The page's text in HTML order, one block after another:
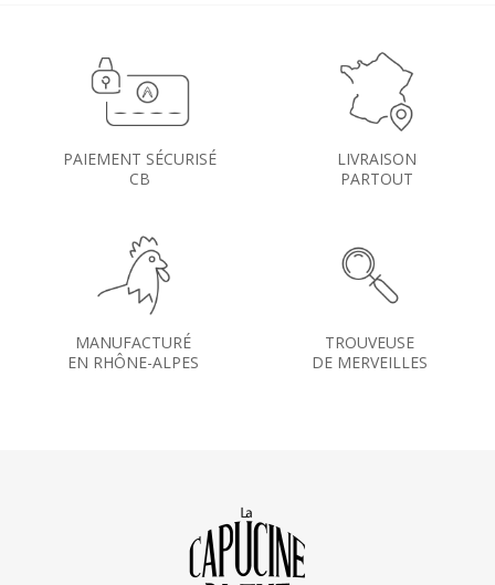
PAIEMENT SÉCURISÉ
CB
LIVRAISON
PARTOUT
MANUFACTURÉ
EN RHÔNE-ALPES
TROUVEUSE
DE MERVEILLES